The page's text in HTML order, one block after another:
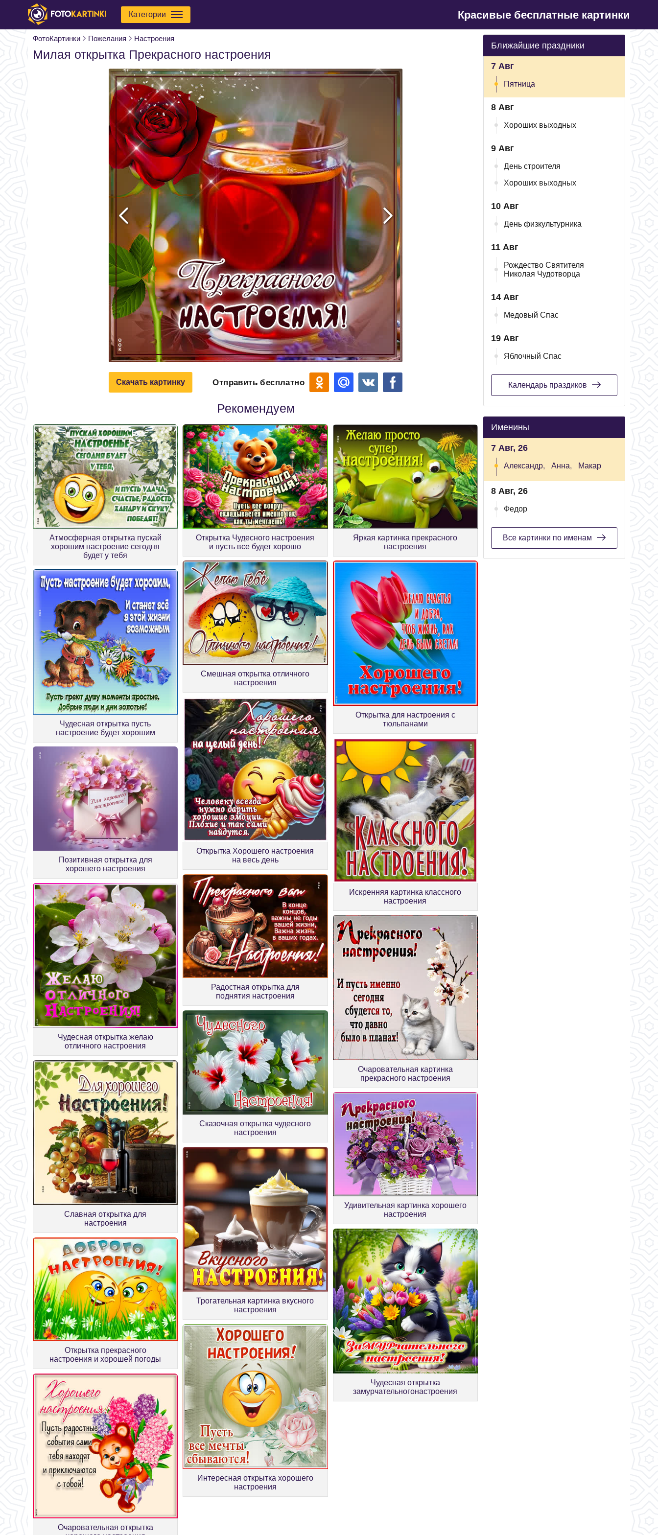
Категории Красивые бесплатные картинки
ФотоКартинки Пожелания Настроения
Милая открытка Прекрасного настроения
Скачать картинку Отправить бесплатно
Рекомендуем
Атмосферная открытка пускай
хорошим настроение сегодня
будет у тебя
Открытка Чудесного настроения
и пусть все будет хорошо
Яркая картинка прекрасного
настроения
Чудесная открытка пусть
настроение будет хорошим
Смешная открытка отличного
настроения
Открытка для настроения с
тюльпанами
Позитивная открытка для
хорошего настроения
Открытка Хорошего настроения
на весь день
Искренняя картинка классного
настроения
Чудесная открытка желаю
отличного настроения
Радостная открытка для
поднятия настроения
Очаровательная картинка
прекрасного настроения
Славная открытка для
настроения
Сказочная открытка чудесного
настроения
Удивительная картинка хорошего
настроения
Открытка прекрасного
настроения и хорошей погоды
Трогательная картинка вкусного
настроения
Чудесная открытка
замурчательногонастроения
Очаровательная открытка
Интересная открытка хорошего
настроения
Ближайшие праздники
7 Авг
Пятница
8 Авг
Хороших выходных
9 Авг
День строителя
Хороших выходных
10 Авг
День физкультурника
11 Авг
Рождество Святителя
Николая Чудотворца
14 Авг
Медовый Спас
19 Авг
Яблочный Спас
Календарь праздиков
Именины
7 Авг, 26
Александр, Анна, Макар
8 Авг, 26
Федор
Все картинки по именам